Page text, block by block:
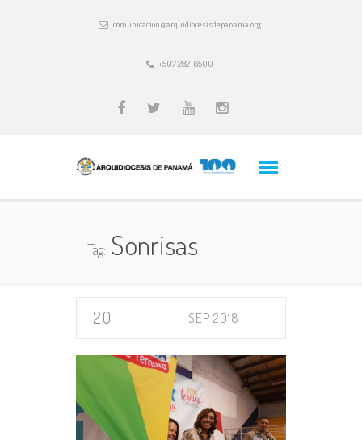
comunicacion@arquidiocesisdepanama.org
+507 282-6500
Tag:Sonrisas
20 SEP 2018